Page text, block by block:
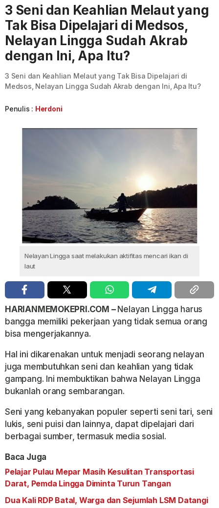
3 Seni dan Keahlian Melaut yang
Tak Bisa Dipelajari di Medsos,
Nelayan Lingga Sudah Akrab
dengan Ini, Apa Itu?
3 Seni dan Keahlian Melaut yang Tak Bisa Dipelajari di
Medsos, Nelayan Lingga Sudah Akrab dengan Ini, Apa Itu?
Penulis : Herdoni
Nelayan Lingga saat melakukan aktifitas mencari ikan di
laut
HARIANMEMOKEPRI.COM – Nelayan Lingga harus
bangga memiliki pekerjaan yang tidak semua orang
bisa mengerjakannya.
Hal ini dikarenakan untuk menjadi seorang nelayan
juga membutuhkan seni dan keahlian yang tidak
gampang. Ini membuktikan bahwa Nelayan Lingga
bukanlah orang sembarangan.
Seni yang kebanyakan populer seperti seni tari, seni
lukis, seni puisi dan lainnya, dapat dipelajari dari
berbagai sumber, termasuk media sosial.
Baca Juga
Pelajar Pulau Mepar Masih Kesulitan Transportasi
Darat, Pemda Lingga Diminta Turun Tangan
Dua Kali RDP Batal, Warga dan Sejumlah LSM Datangi